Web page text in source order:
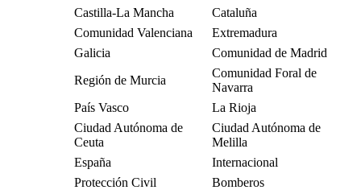
Castilla-La Mancha
Cataluña
Comunidad Valenciana
Extremadura
Galicia
Comunidad de Madrid
Región de Murcia
Comunidad Foral de
Navarra
País Vasco
La Rioja
Ciudad Autónoma de
Ceuta
Ciudad Autónoma de
Melilla
España
Internacional
Protección Civil
Bomberos